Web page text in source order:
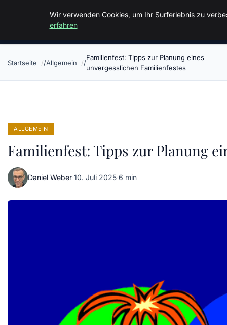
Malzminden
Startseite Allgemein
Familienfest: Tipps zur Planung eines
unvergesslichen Familienfestes
ALLGEMEIN
Familienfest: Tipps zur Planung
Daniel Weber·10. Juli 2025·6 min
Wir verwenden Cookies, um Ihr Surferlebnis zu
erfahren